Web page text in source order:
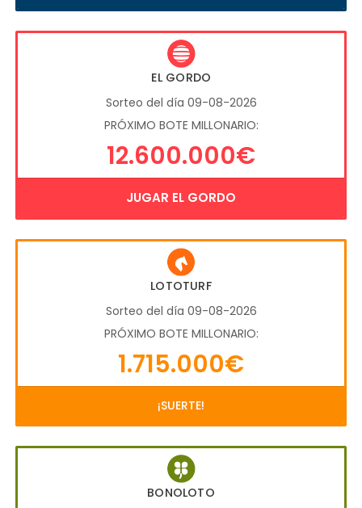
EL GORDO
Sorteo del día 09-08-2026
PRÓXIMO BOTE MILLONARIO:
12.600.000€
JUGAR EL GORDO
LOTOTURF
Sorteo del día 09-08-2026
PRÓXIMO BOTE MILLONARIO:
1.715.000€
¡SUERTE!
BONOLOTO